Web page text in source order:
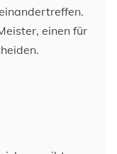
einen für